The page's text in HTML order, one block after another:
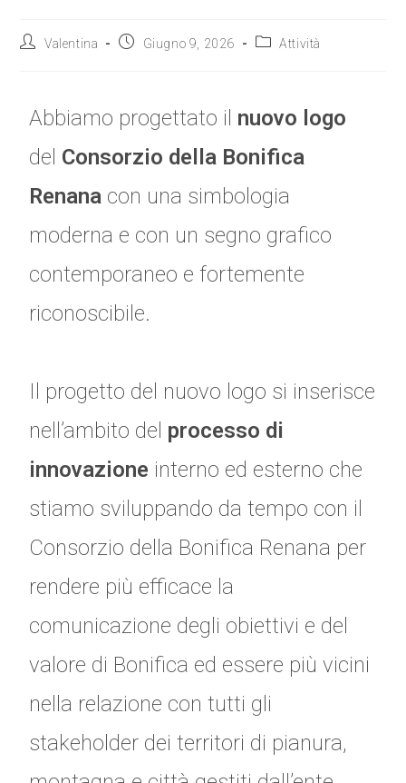
Valentina Giugno 9, 2026 Attività
Abbiamo progettato il nuovo logo
del Consorzio della Bonifica
Renana con una simbologia
moderna e con un segno grafico
contemporaneo e fortemente
riconoscibile.
Il progetto del nuovo logo si inserisce
nell’ambito del processo di
innovazione interno ed esterno che
stiamo sviluppando da tempo con il
Consorzio della Bonifica Renana per
rendere più efficace la
comunicazione degli obiettivi e del
valore di Bonifica ed essere più vicini
nella relazione con tutti gli
stakeholder dei territori di pianura,